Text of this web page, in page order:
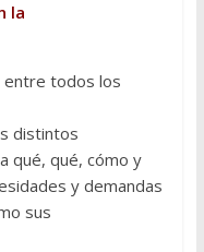
la
entre todos los
distintos
qué, qué, cómo y
y demandas
sus